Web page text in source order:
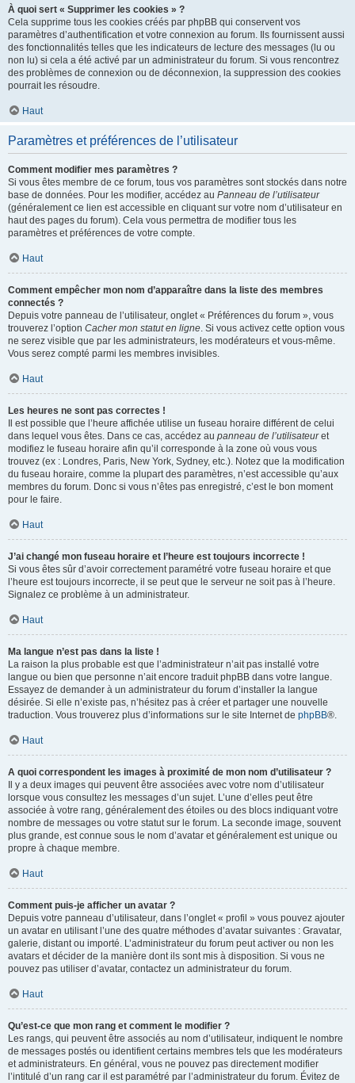
À quoi sert « Supprimer les cookies » ?
Cela supprime tous les cookies créés par phpBB qui conservent vos
paramètres d’authentification et votre connexion au forum. Ils fournissent aussi
des fonctionnalités telles que les indicateurs de lecture des messages (lu ou
non lu) si cela a été activé par un administrateur du forum. Si vous rencontrez
des problèmes de connexion ou de déconnexion, la suppression des cookies
pourrait les résoudre.
Haut
Paramètres et préférences de l’utilisateur
Comment modifier mes paramètres ?
Si vous êtes membre de ce forum, tous vos paramètres sont stockés dans notre
base de données. Pour les modifier, accédez au Panneau de l’utilisateur
(généralement ce lien est accessible en cliquant sur votre nom d’utilisateur en
haut des pages du forum). Cela vous permettra de modifier tous les
paramètres et préférences de votre compte.
Haut
Comment empêcher mon nom d’apparaître dans la liste des membres
connectés ?
Depuis votre panneau de l’utilisateur, onglet « Préférences du forum », vous
trouverez l’option Cacher mon statut en ligne. Si vous activez cette option vous
ne serez visible que par les administrateurs, les modérateurs et vous-même.
Vous serez compté parmi les membres invisibles.
Haut
Les heures ne sont pas correctes !
Il est possible que l’heure affichée utilise un fuseau horaire différent de celui
dans lequel vous êtes. Dans ce cas, accédez au panneau de l’utilisateuret
modifiez le fuseau horaire afin qu’il corresponde à la zone où vous vous
trouvez (ex : Londres, Paris, New York, Sydney, etc.). Notez que la modification
du fuseau horaire, comme la plupart des paramètres, n’est accessible qu’aux
membres du forum. Donc si vous n’êtes pas enregistré, c’est le bon moment
pour le faire.
Haut
J’ai changé mon fuseau horaire et l’heure est toujours incorrecte !
Si vous êtes sûr d’avoir correctement paramétré votre fuseau horaire et que
l’heure est toujours incorrecte, il se peut que le serveur ne soit pas à l’heure.
Signalez ce problème à un administrateur.
Haut
Ma langue n’est pas dans la liste !
La raison la plus probable est que l’administrateur n’ait pas installé votre
langue ou bien que personne n’ait encore traduit phpBB dans votre langue.
Essayez de demander à un administrateur du forum d’installer la langue
désirée. Si elle n’existe pas, n’hésitez pas à créer et partager une nouvelle
traduction. Vous trouverez plus d’informations sur le site Internet de phpBB®.
Haut
A quoi correspondent les images à proximité de mon nom d’utilisateur ?
Il y a deux images qui peuvent être associées avec votre nom d’utilisateur
lorsque vous consultez les messages d’un sujet. L’une d’elles peut être
associée à votre rang, généralement des étoiles ou des blocs indiquant votre
nombre de messages ou votre statut sur le forum. La seconde image, souvent
plus grande, est connue sous le nom d’avatar et généralement est unique ou
propre à chaque membre.
Haut
Comment puis-je afficher un avatar ?
Depuis votre panneau d’utilisateur, dans l’onglet « profil » vous pouvez ajouter
un avatar en utilisant l’une des quatre méthodes d’avatar suivantes : Gravatar,
galerie, distant ou importé. L’administrateur du forum peut activer ou non les
avatars et décider de la manière dont ils sont mis à disposition. Si vous ne
pouvez pas utiliser d’avatar, contactez un administrateur du forum.
Haut
Qu’est-ce que mon rang et comment le modifier ?
Les rangs, qui peuvent être associés au nom d’utilisateur, indiquent le nombre
de messages postés ou identifient certains membres tels que les modérateurs
et administrateurs. En général, vous ne pouvez pas directement modifier
l’intitulé d’un rang car il est paramétré par l’administrateur du forum. Évitez de